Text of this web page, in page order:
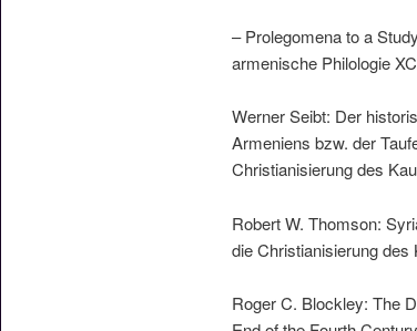
– Prolegomena to a
armenische Philologie
Werner Seibt: Der
Armeniens bzw. der
Christianisierung des
Robert W. Thomson:
die Christianisierung des
Roger C. Blockley: The